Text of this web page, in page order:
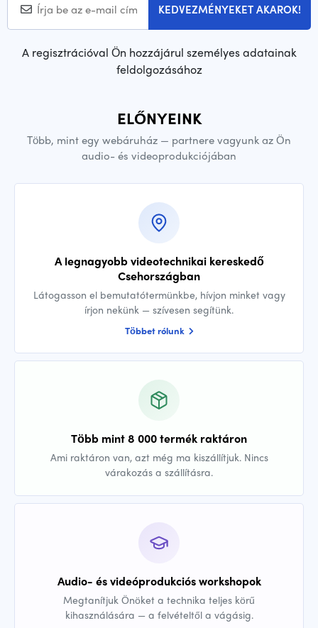
KEDVEZMÉNYEKET AKAROK!
A regisztrációval Ön hozzájárul személyes adatainak
feldolgozásához
ELŐNYEINK
Több, mint egy webáruház — partnere vagyunk az Ön
audio- és videoprodukciójában
A legnagyobb videotechnikai kereskedő
Csehországban
Látogasson el bemutatótermünkbe, hívjon minket vagy
írjon nekünk — szívesen segítünk.
Többet rólunk
Több mint 8 000 termék raktáron
Ami raktáron van, azt még ma kiszállítjuk. Nincs
várakozás a szállításra.
Audio- és videóprodukciós workshopok
Megtanítjuk Önöket a technika teljes körű
kihasználására — a felvételtől a vágásig.